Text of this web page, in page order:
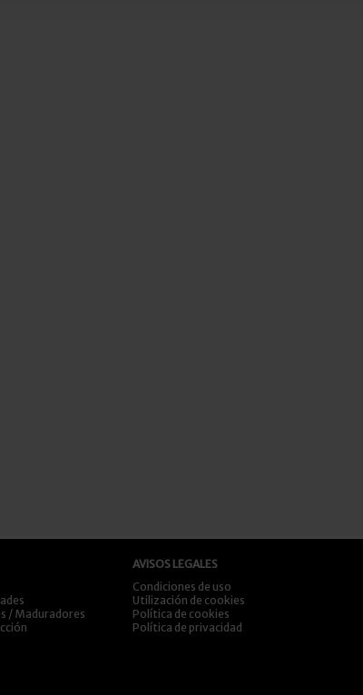
/ Maduradores
AVISOS LEGALES
Condiciones de uso
Utilización de cookies
Política de cookies
Política de privacidad